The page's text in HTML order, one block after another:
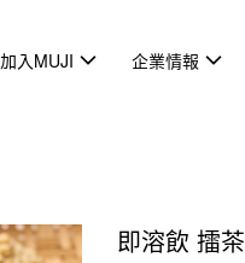
加入MUJI 企業情報
即溶飲 擂茶